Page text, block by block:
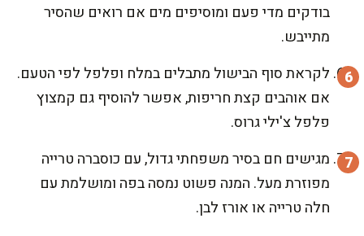
בודקים מדי פעם ומוסיפים מים אם רואים שהסיר
מתייבש.
לקראת סוף הבישול מתבלים במלח ופלפל לפי הטעם.
אם אוהבים קצת חריפות, אפשר להוסיף גם קמצוץ
פלפל צ'ילי גרוס.
מגישים חם בסיר משפחתי גדול, עם כוסברה טרייה
מפוזרת מעל. המנה פשוט נמסה בפה ומושלמת עם
חלה טרייה או אורז לבן.